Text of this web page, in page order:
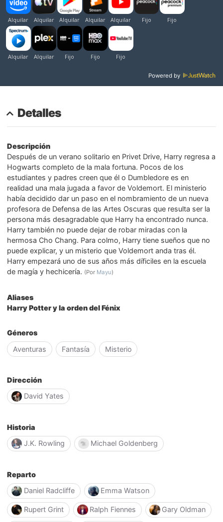
Powered by
Detalles
Descripción
Después de un verano solitario en Privet Drive, Harry regresa a
Hogwarts completo de la mala fortuna. Pocos de los
estudiantes y padres creen que él o Dumbledore es en
realidad una mala jugada a favor de Voldemort. El ministerio
había decidido dar un paso en el nombramiento de un nueva
profesora de Defensa de las Artes Oscuras que resulta ser la
persona más desagradable que Harry ha encontrado nunca.
Harry también no puede dejar de robar miradas con la
hermosa Cho Chang. Para colmo, Harry tiene sueños que no
puede explicar, y un misterio que Voldemort anda tras él.
Harry empezará uno de sus años más díficiles en la escuela
de magía y hechicería. (Por Mayu)
Aliases
Harry Potter y la orden del Fénix
Géneros
Aventuras
Fantasía Misterio
Dirección
David Yates
Historia
J.K. Rowling
Michael Goldenberg
Reparto
Daniel Radcliffe
Emma Watson
Rupert Grint Ralph Fiennes Gary Oldman